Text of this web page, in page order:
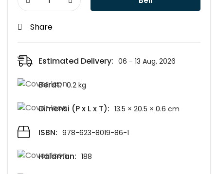
Share
Estimated Delivery: 06 - 13 Aug, 2026
Berat: 0.2 kg
Dimensi (P x L x T): 13.5 × 20.5 × 0.6 cm
ISBN: 978-623-8019-86-1
Halaman: 188